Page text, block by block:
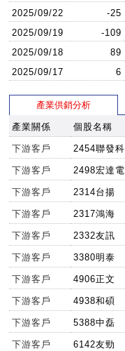
2025/09/22
-25
2025/09/19
-109
2025/09/18
89
2025/09/17
6
產業供銷分析
產業關係 個股名稱
下游客戶 2454聯發科
下游客戶 2498宏達電
下游客戶 2314台揚
下游客戶 2317鴻海
下游客戶 2332友訊
下游客戶 3380明泰
下游客戶 4906正文
下游客戶 4938和碩
下游客戶 5388中磊
下游客戶 6142友勁